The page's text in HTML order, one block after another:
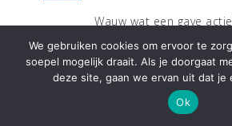
Wauw wat een gave
al eens slowjuicer willen
loopt me in de mond als ik je
hij zou hier goed van pas komen!
We gebruiken cookies om ervoor te
soepel mogelijk draait. Als je doorgaat
deze site, gaan we ervan uit dat je
Ok